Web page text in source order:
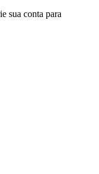
sua conta para